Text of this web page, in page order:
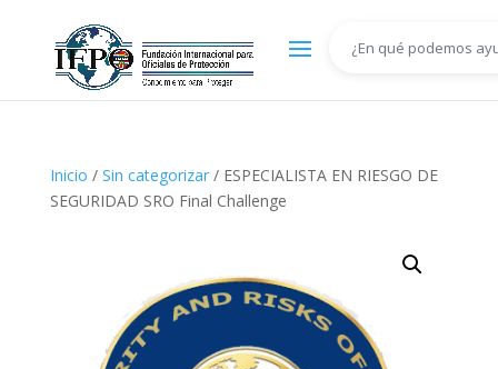
Inicio / Sin categorizar/ ESPECIALISTA EN RIESGO DE
SEGURIDAD SRO Final Challenge